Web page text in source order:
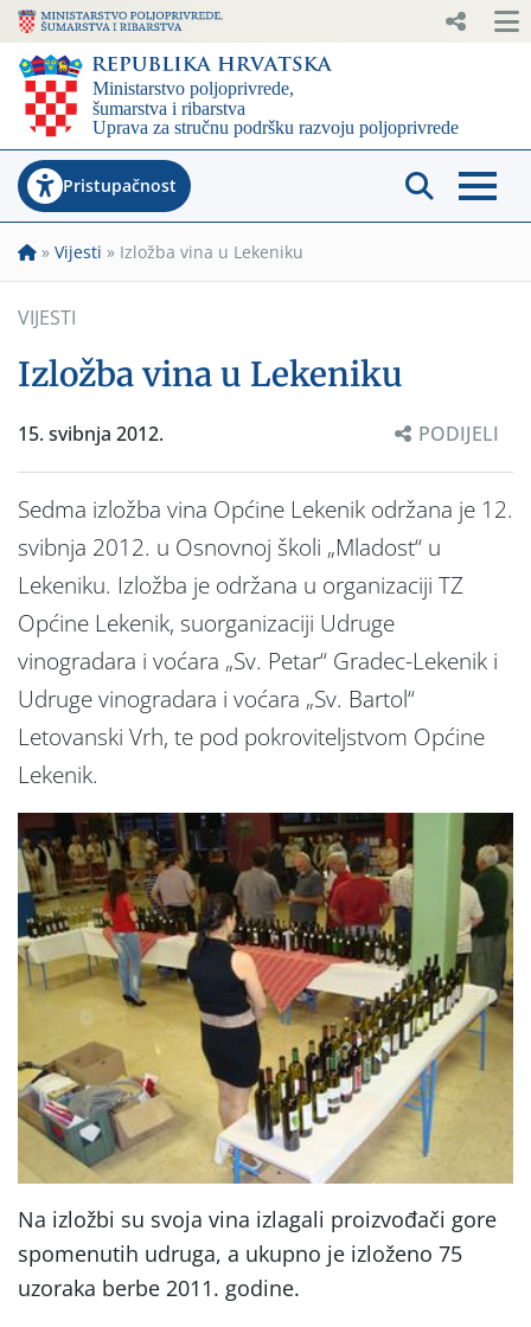
Pristupačnost
» Vijesti » Izložba vina u Lekeniku
VIJESTI
Izložba vina u Lekeniku
15. svibnja 2012. PODIJELI
Sedma izložba vina Općine Lekenik održana je 12.
svibnja 2012. u Osnovnoj školi „Mladost“ u
Lekeniku. Izložba je održana u organizaciji TZ
Općine Lekenik, suorganizaciji Udruge
vinogradara i voćara „Sv. Petar“ Gradec-Lekenik i
Udruge vinogradara i voćara „Sv. Bartol“
Letovanski Vrh, te pod pokroviteljstvom Općine
Lekenik.
Na izložbi su svoja vina izlagali proizvođači gore
spomenutih udruga, a ukupno je izloženo 75
uzoraka berbe 2011. godine.